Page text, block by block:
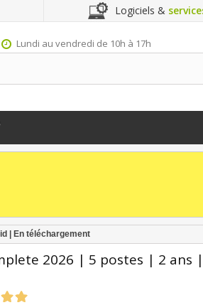
Logiciels &
Lundi au vendredi de 10h à 17h
| En téléchargement
2026 | 5 postes | 2 ans